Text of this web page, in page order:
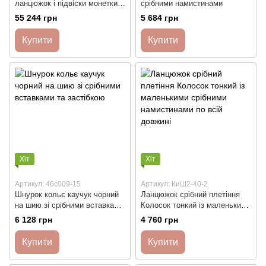
ланцюжок і підвіски монетки
та намистини
55 244 грн
Купити
срібними намистинами
5 684 грн
Купити
Хіт
Артикул: 46с009-15
Шнурок кольє каучук чорний
на шию зі срібними вставками
та застібкою
6 128 грн
Купити
Хіт
Артикул: КиШ2-40-2
Ланцюжок срібний плетіння
Колосок тонкий із маленькими
срібними намистинами по всій
довжині
4 760 грн
Купити